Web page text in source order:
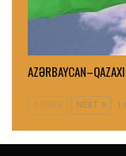
PREV NEXT 1